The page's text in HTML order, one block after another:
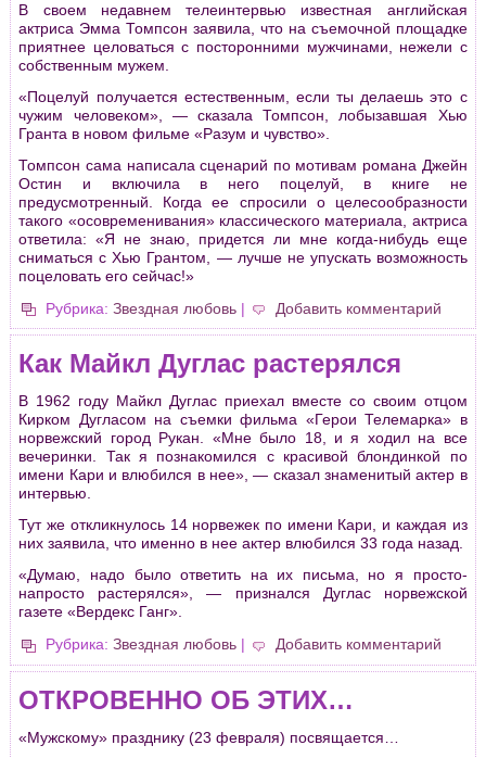
В своем недавнем телеинтервью известная английская
актриса Эмма Томпсон заявила, что на съемочной площадке
приятнее целоваться с посторонними мужчинами, нежели с
собственным мужем.
«Поцелуй получается естественным, если ты делаешь это с
чужим человеком», — сказала Томпсон, лобызавшая Хью
Гранта в новом фильме «Разум и чувство».
Томпсон сама написала сценарий по мотивам романа Джейн
Остин и включила в него поцелуй, в книге не
предусмотренный. Когда ее спросили о целесообразности
такого «осовременивания» классического материала, актриса
ответила: «Я не знаю, придется ли мне когда-нибудь еще
сниматься с Хью Грантом, — лучше не упускать возможность
поцеловать его сейчас!»
Рубрика: Звездная любовь | Добавить комментарий
Как Майкл Дуглас растерялся
В 1962 году Майкл Дуглас приехал вместе со своим отцом
Кирком Дугласом на съемки фильма «Герои Телемарка» в
норвежский город Рукан. «Мне было 18, и я ходил на все
вечеринки. Так я познакомился с красивой блондинкой по
имени Кари и влюбился в нее», — сказал знаменитый актер в
интервью.
Тут же откликнулось 14 норвежек по имени Кари, и каждая из
них заявила, что именно в нее актер влюбился 33 года назад.
«Думаю, надо было ответить на их письма, но я просто-
напросто растерялся», — признался Дуглас норвежской
газете «Вердекс Ганг».
Рубрика: Звездная любовь | Добавить комментарий
ОТКРОВЕННО ОБ ЭТИХ…
«Мужскому» празднику (23 февраля) посвящается…